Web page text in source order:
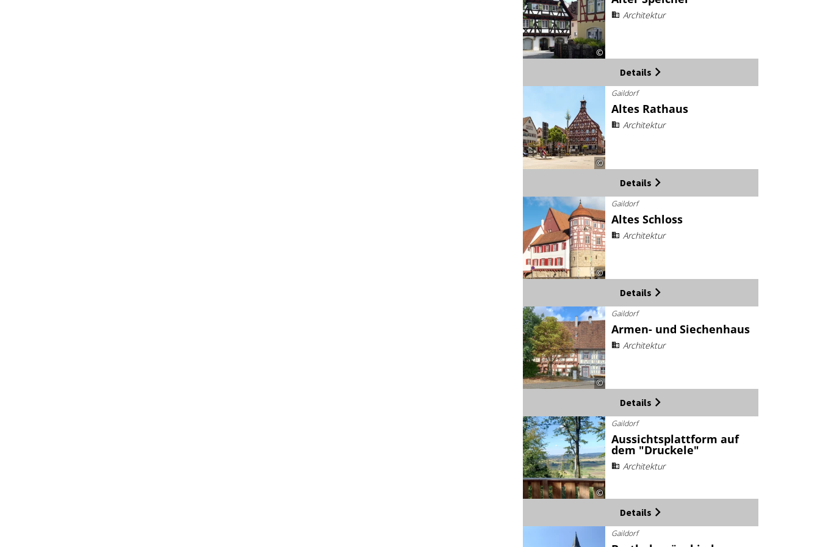
©
Architektur
Details
©
Gaildorf
Altes Rathaus
Architektur
Details
©
Gaildorf
Altes Schloss
Architektur
Details
©
Gaildorf
Armen- und Siechenhaus
Architektur
Details
©
Gaildorf
Aussichtsplattform auf
dem "Druckele"
Architektur
Details
Gaildorf